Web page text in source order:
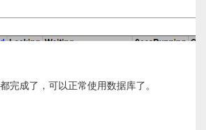
完成了，可以正常使用数据库了。